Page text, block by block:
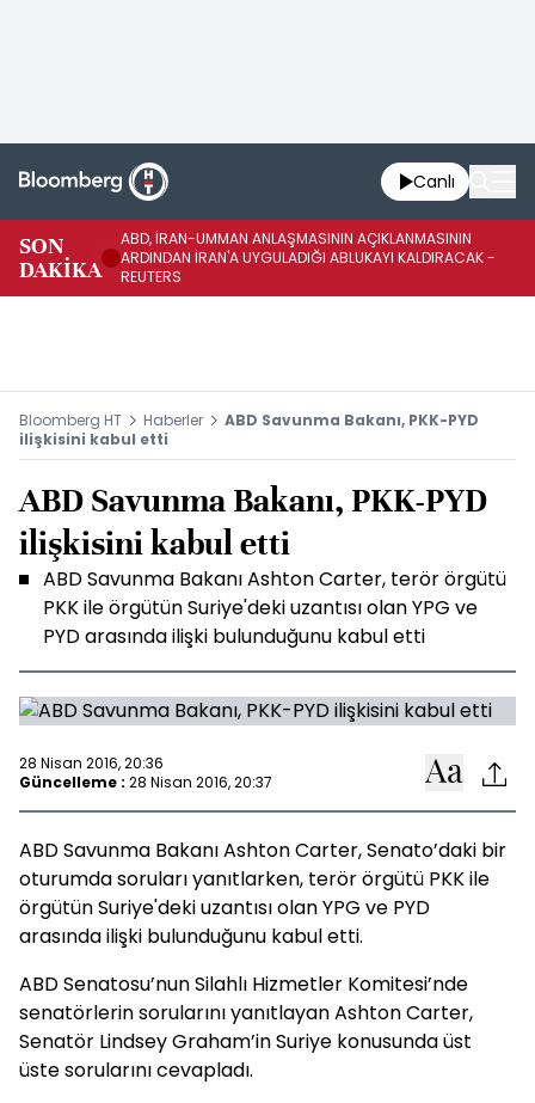
Canlı
SON
DAKİKA
ABD, İRAN-UMMAN ANLAŞMASININ AÇIKLANMASININ
ARDINDAN İRAN'A UYGULADIĞI ABLUKAYI KALDIRACAK -
REUTERS
Bloomberg HT Haberler
ABD Savunma Bakanı, PKK-PYD
ilişkisini kabul etti
ABD Savunma Bakanı, PKK-PYD
ilişkisini kabul etti
ABD Savunma Bakanı Ashton Carter, terör örgütü
PKK ile örgütün Suriye'deki uzantısı olan YPG ve
PYD arasında ilişki bulunduğunu kabul etti
28 Nisan 2016, 20:36
Güncelleme : 28 Nisan 2016, 20:37
ABD Savunma Bakanı Ashton Carter, Senato’daki bir
oturumda soruları yanıtlarken, terör örgütü PKK ile
örgütün Suriye'deki uzantısı olan YPG ve PYD
arasında ilişki bulunduğunu kabul etti.
ABD Senatosu’nun Silahlı Hizmetler Komitesi’nde
senatörlerin sorularını yanıtlayan Ashton Carter,
Senatör Lindsey Graham’in Suriye konusunda üst
üste sorularını cevapladı.